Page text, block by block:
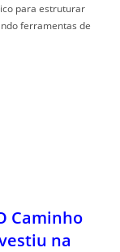
para estruturar
ferramentas de
Caminho
na